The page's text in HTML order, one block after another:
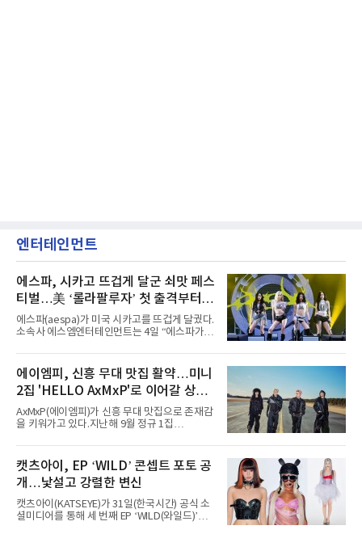
엔터테인먼트
에스파, 시카고 뜨겁게 달군 쇠맛 페스
티벌…美 ‘롤라팔루자’ 첫 출격부터
증명한 존재감
에스파(aespa)가 미국 시카고를 뜨겁게 달궜다.
소속사 에스엠엔터테인먼트는 4일 “에스파가
서 열린 ‘롤라팔루자 시카고’(Lollapalooza
Chicago)의 알리안츠 스테이지에 올랐다”며
“총 14곡으로 구성된 세트리스트를 선사, 데뷔 7
년 차다운 노련한 무대 매너와 파워풀한 에너지
로 현장의 분위기를 압도했다”고 밝혔다.1991
년 시작된 ‘롤라팔루자’는 8개 스테이지, 170여
팀의 아티스트와 40만 명 이상의 관객이 운집하
코르티스 등 K팝 스타들이 출연진 명단에 이름
을 올렸다.이날 에스파는
에이엠피, 신흥 무대 맛집 활약…미니
2집 'HELLO AxMxP'로 이어갈 상승
세
AxMxP(에이엠피)가 신흥 무대 맛집으로 존재감
을 키워가고 있다.지난해 9월 정규 1집
AxMxP는 데뷔 전부터 버스킹과 각종 페스티벌,
공연 무대에 오르며 실전 경험을 쌓아왔다.이들
은 소속사 패밀리 콘서트를 비롯해 '뷰티풀 민트
라이프 2025', '2025 부산국제록페스티벌' 등 대
형 무대에 잇달아 출연해 당찬 에너지와 풋풋한
매력으로 음악팬들의 눈도장을 찍었다.이후
AxMxP는 '카운트다운 판타지 2025-2026',
캣츠아이, EP ‘WILD’ 콘셉트 포토 공
개…낯설고 강렬한 변신
캣츠아이(KATSEYE)가 31일(한국시간) 공식 소
셜미디어를 통해 세 번째 EP ‘WILD(와일드)’의